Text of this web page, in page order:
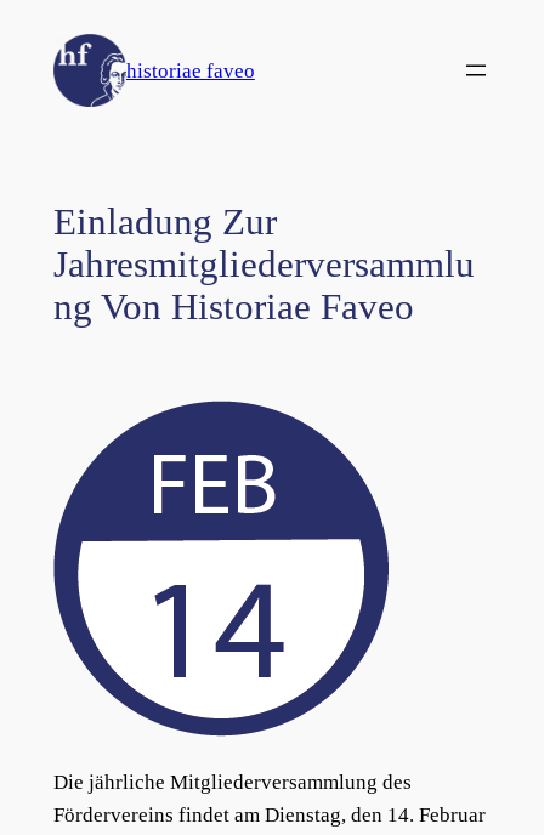
Inhalt
springen
historiae faveo
Einladung Zur
Jahresmitgliederversammlu
Ng Von Historiae Faveo
Die jährliche Mitgliederversammlung des
Fördervereins findet am Dienstag, den 14. Februar